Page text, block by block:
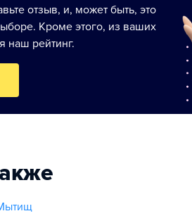
отзыв, и, может быть, это
Кроме этого, из ваших
наш рейтинг.